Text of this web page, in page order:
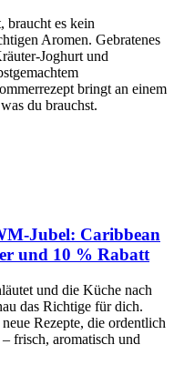
braucht es kein
Aromen. Gebratenes
Joghurt und
bringt an einem
du brauchst.
Jubel: Caribbean
und 10 % Rabatt
und die Küche nach
das Richtige für dich.
Rezepte, die ordentlich
frisch, aromatisch und